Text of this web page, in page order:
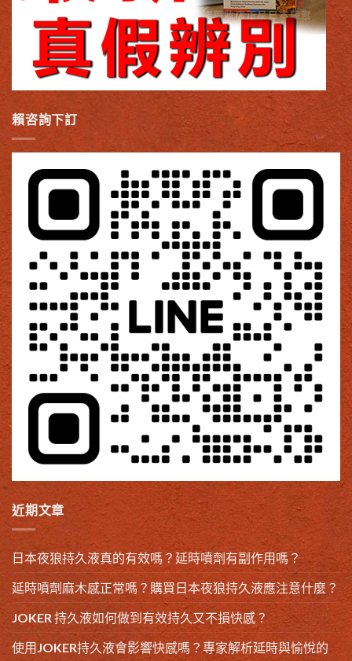
賴咨詢下訂
近期文章
日本夜狼持久液真的有效嗎？延時噴劑有副作用嗎？
延時噴劑麻木感正常嗎？購買日本夜狼持久液應注意什麼？
JOKER 持久液如何做到有效持久又不損快感？
使用JOKER持久液會影響快感嗎？專家解析延時與愉悅的